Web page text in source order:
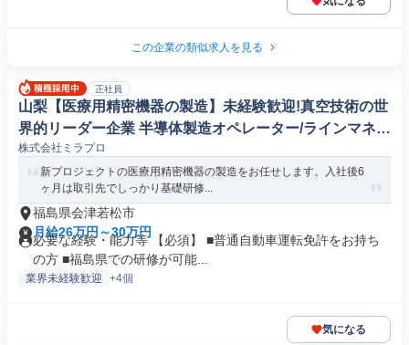
この企業の類似求人を見る
正社員
山梨【医療用精密機器の製造】未経験歓迎!真空技術の世
界的リーダー企業 半導体製造オペレーター/ラインマネー
ジャー
株式会社ミラプロ
新プロジェクトの医療用精密機器の製造をお任せします。入社後6
ヶ月は取引先でしっかり基礎研修...
福島県会津若松市
月給26万円～30万円
必要な経験・能力等 【必須】 ■普通自動車運転免許をお持ち
の方 ■福島県での研修が可能...
業界未経験歓迎 +4個
気になる